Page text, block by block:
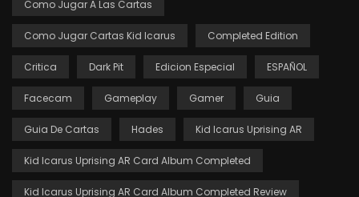
Como Jugar A Las Cartas
Como Jugar Cartas Kid Icarus Completed Edition
Critica Dark Pit Edicion Especial ESPAÑOL
Facecam Gameplay Gamer Guia
Guia De Cartas Hades Kid Icarus Uprising AR
Kid Icarus Uprising AR Card Album Completed
Kid Icarus Uprising AR Card Album Completed Review